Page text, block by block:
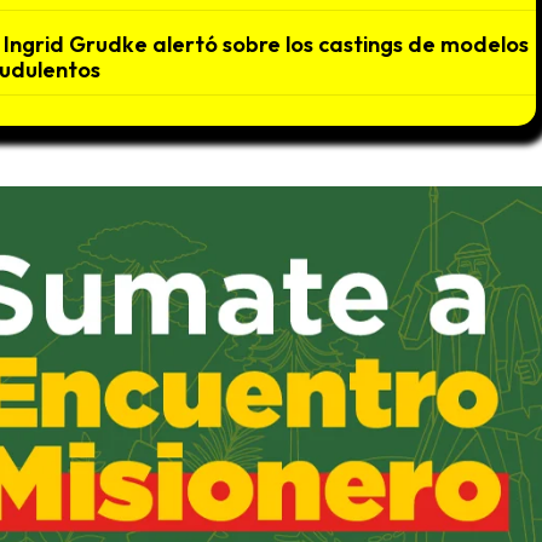
Ingrid Grudke alertó sobre los castings de modelos